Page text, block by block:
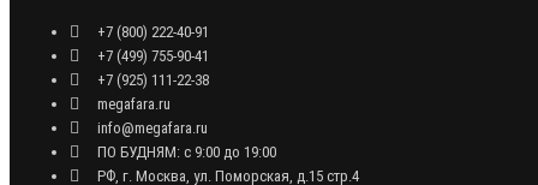
+7 (800) 222-40-91
+7 (499) 755-90-41
+7 (925) 111-22-38
megafara.ru
info@megafara.ru
ПО БУДНЯМ: с 9:00 до 19:00
РФ, г. Москва, ул. Поморская, д.15 стр.4